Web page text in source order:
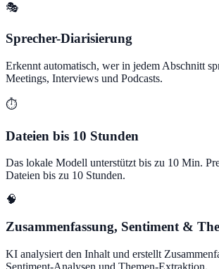
🎭
Sprecher-Diarisierung
Erkennt automatisch, wer in jedem Abschnitt
Meetings, Interviews und Podcasts.
⏱️
Dateien bis 10 Stunden
Das lokale Modell unterstützt bis zu 10 Min.
Dateien bis zu 10 Stunden.
🧠
Zusammenfassung, Sentiment &
KI analysiert den Inhalt und erstellt
Sentiment-Analysen und Themen-Extraktion.